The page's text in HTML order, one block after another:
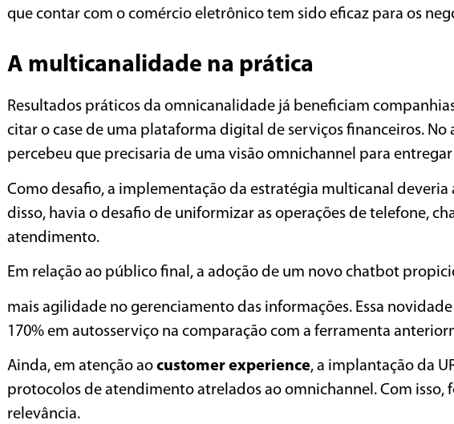
que contar com o comércio eletrônico tem sido eficaz para os
A multicanalidade na prática
Resultados práticos da omnicanalidade já beneficiam
citar o case de uma plataforma digital de serviços financeiros. No
percebeu que precisaria de uma visão omnichannel para
Como desafio, a implementação da estratégia multicanal
disso, havia o desafio de uniformizar as operações de telefone,
atendimento.
Em relação ao público final, a adoção de um novo chatbot
mais agilidade no gerenciamento das informações. Essa
170% em autosserviço na comparação com a ferramenta
Ainda, em atenção ao customer experience, a implantação da
protocolos de atendimento atrelados ao omnichannel. Com isso,
relevância.